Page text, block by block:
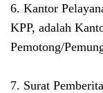
6. Kantor
KPP, adalah
Pemotong/
7. Surat